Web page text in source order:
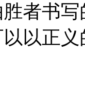
者书
以正